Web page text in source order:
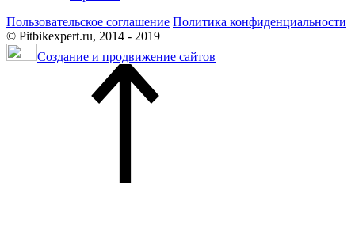
Пользовательское соглашение Политика конфиденциальности
© Pitbikexpert.ru, 2014 - 2019
Создание и продвижение сайтов